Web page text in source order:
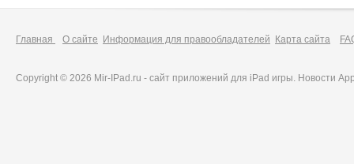
Главная О сайте Информация для правообладателей Карта сайта
Copyright © 2026 Mir-IPad.ru - сайт приложений для iPad игры. Новости